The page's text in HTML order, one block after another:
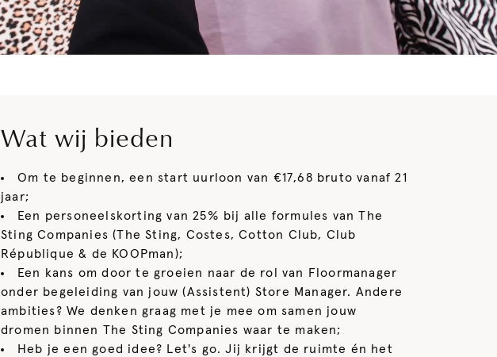
Wat wij bieden
Om te beginnen, een start uurloon van €17,68 bruto vanaf 21
jaar;
Een personeelskorting van 25% bij alle formules van The
Sting Companies (The Sting, Costes, Cotton Club, Club
République & de KOOPman);
Een kans om door te groeien naar de rol van Floormanager
onder begeleiding van jouw (Assistent) Store Manager. Andere
ambities? We denken graag met je mee om samen jouw
dromen binnen The Sting Companies waar te maken;
Heb je een goed idee? Let's go. Jij krijgt de ruimte én het